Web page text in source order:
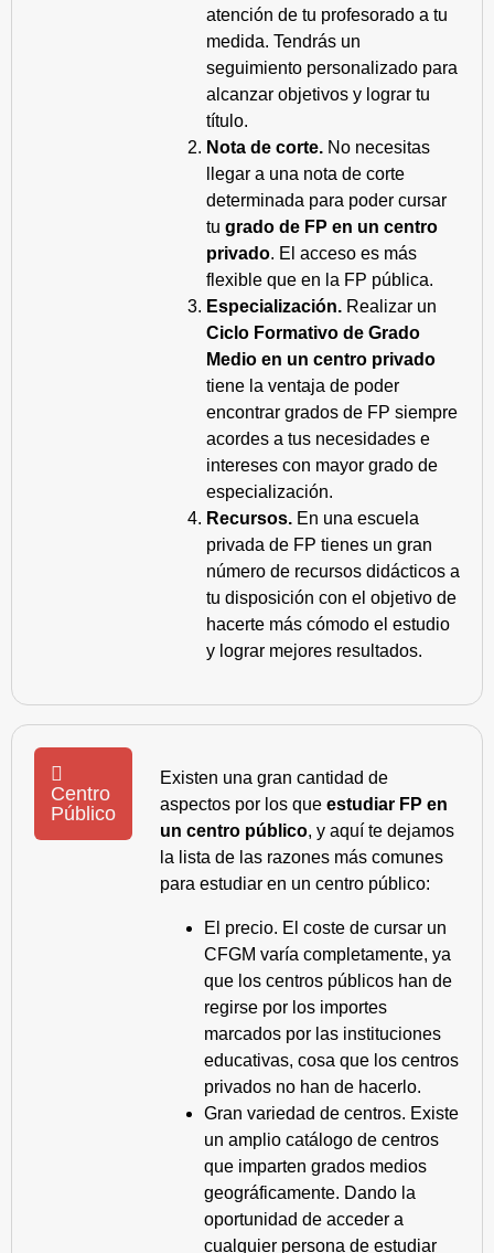
atención de tu profesorado a tu
medida. Tendrás un
seguimiento personalizado para
alcanzar objetivos y lograr tu
título.
Nota de corte. No necesitas
llegar a una nota de corte
determinada para poder cursar
tu grado de FP en un centro
privado. El acceso es más
flexible que en la FP pública.
Especialización. Realizar un
Ciclo Formativo de Grado
Medio en un centro privado
tiene la ventaja de poder
encontrar grados de FP siempre
acordes a tus necesidades e
intereses con mayor grado de
especialización.
Recursos. En una escuela
privada de FP tienes un gran
número de recursos didácticos a
tu disposición con el objetivo de
hacerte más cómodo el estudio
y lograr mejores resultados.
Centro
Público
Existen una gran cantidad de
aspectos por los que estudiar FP en
un centro público, y aquí te dejamos
la lista de las razones más comunes
para estudiar en un centro público:
El precio. El coste de cursar un
CFGM varía completamente, ya
que los centros públicos han de
regirse por los importes
marcados por las instituciones
educativas, cosa que los centros
privados no han de hacerlo.
Gran variedad de centros. Existe
un amplio catálogo de centros
que imparten grados medios
geográficamente. Dando la
oportunidad de acceder a
cualquier persona de estudiar